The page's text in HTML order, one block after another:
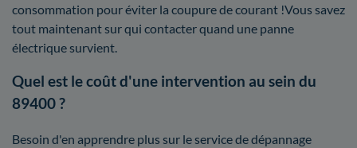
consommation pour éviter la coupure de courant !Vous savez
tout maintenant sur qui contacter quand une panne
électrique survient.
Quel est le coût d'une intervention au sein du
89400 ?
Besoin d'en apprendre plus sur le service de dépannage